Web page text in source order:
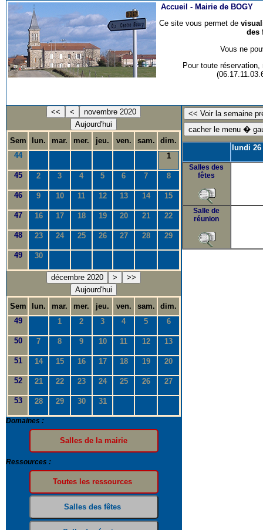
Accueil - Mairie de BOGY
Ce site vous permet de
des
Vous ne
Pour toute
<< <
novembre 2020
Aujourd'hui
Sem
lun. mar. mer. jeu. ven. sam.
dim.
44
1
45 2 3 4 5 6 7 8
46 9 10 11 12 13 14 15
47 16 17 18 19 20 21 22
48 23 24 25 26 27 28 29
49 30
décembre 2020 >
>>
Aujourd'hui
Sem
lun. mar. mer. jeu. ven. sam.
dim.
49
1 2 3 4 5 6
50 7 8 9 10 11 12 13
51 14 15 16 17 18 19 20
52 21 22 23 24 25 26 27
53 28 29 30 31
Domaines :
Ressources :
lundi
Salles des
fêtes
Salle de
réunion